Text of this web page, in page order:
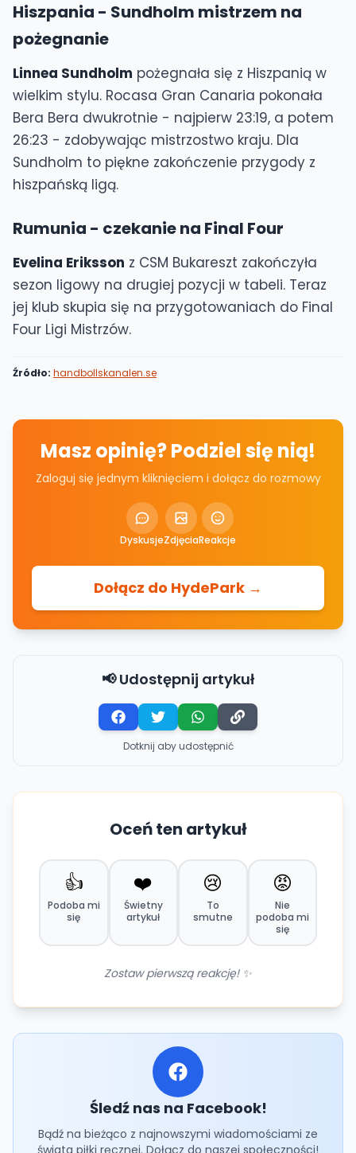
Hiszpania - Sundholm mistrzem na
pożegnanie
Linnea Sundholm pożegnała się z Hiszpanią w
wielkim stylu. Rocasa Gran Canaria pokonała
Bera Bera dwukrotnie - najpierw 23:19, a potem
26:23 - zdobywając mistrzostwo kraju. Dla
Sundholm to piękne zakończenie przygody z
hiszpańską ligą.
Rumunia - czekanie na Final Four
Evelina Eriksson z CSM Bukareszt zakończyła
sezon ligowy na drugiej pozycji w tabeli. Teraz
jej klub skupia się na przygotowaniach do Final
Four Ligi Mistrzów.
Źródło: handbollskanalen.se
Masz opinię? Podziel się nią!
Zaloguj się jednym kliknięciem i dołącz do rozmowy
DyskusjeZdjęciaReakcje
Dołącz do HydePark →
📢 Udostępnij artykuł
Dotknij aby udostępnić
Oceń ten artykuł
👍
Podoba mi
się
❤️
Świetny
artykuł
😢
To
smutne
😡
Nie
podoba mi
się
Zostaw pierwszą reakcję! ✨
Śledź nas na Facebook!
Bądź na bieżąco z najnowszymi wiadomościami ze